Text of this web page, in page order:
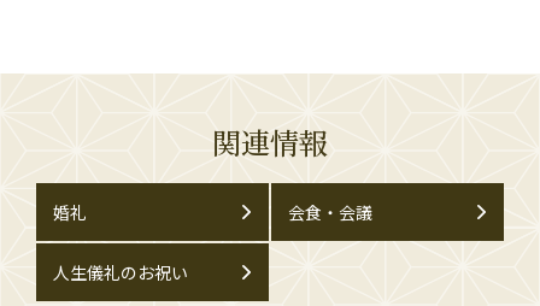
関連情報
婚礼 会食・会議
人生儀礼のお祝い